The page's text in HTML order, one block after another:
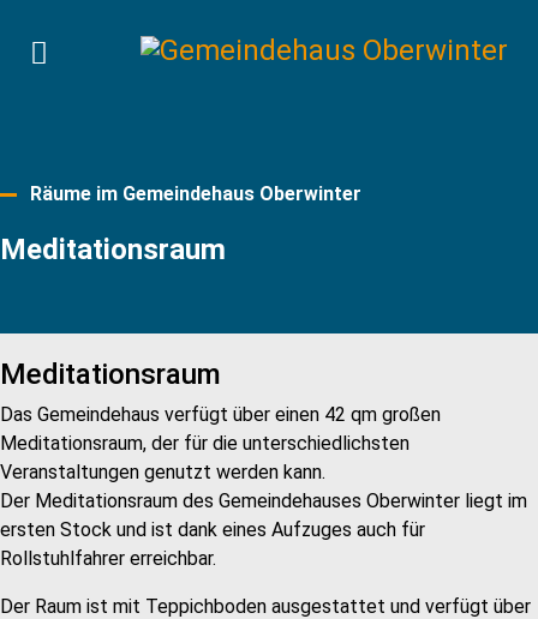
Räume im Gemeindehaus Oberwinter
Meditationsraum
Meditationsraum
Das Gemeindehaus verfügt über einen 42 qm großen
Meditationsraum, der für die unterschiedlichsten
Veranstaltungen genutzt werden kann.
Der Meditationsraum des Gemeindehauses Oberwinter liegt im
ersten Stock und ist dank eines Aufzuges auch für
Rollstuhlfahrer erreichbar.
Der Raum ist mit Teppichboden ausgestattet und verfügt über